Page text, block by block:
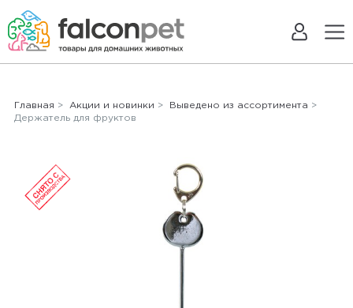
Главная > Акции и новинки > Выведено из ассортимента >
Держатель для фруктов